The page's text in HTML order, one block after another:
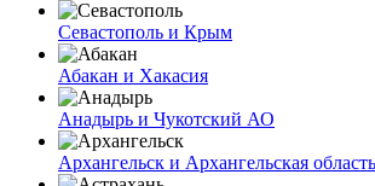
Севастополь и Крым
Абакан и Хакасия
Анадырь и Чукотский АО
Архангельск и Архангельская область